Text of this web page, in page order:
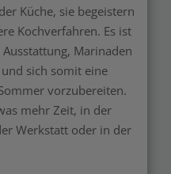
Küche, sie begeistern
Kochverfahren. Es ist
Marinaden
sich somit eine
vorzubereiten.
mehr Zeit, in der
Werkstatt oder in der